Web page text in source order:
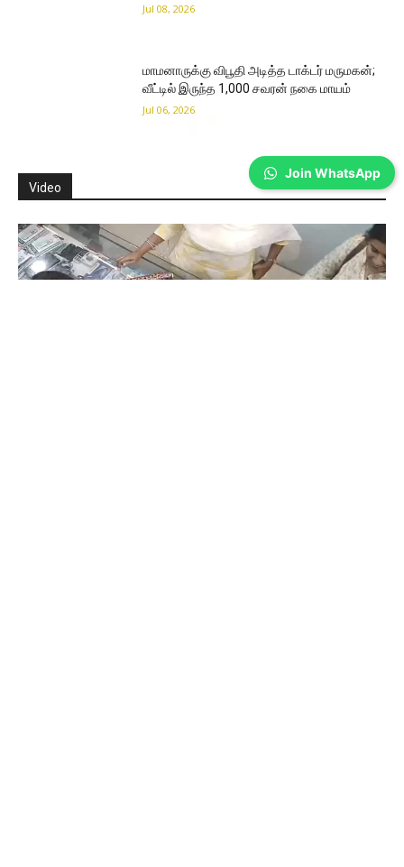
Jul 08, 2026
மாமனாருக்கு விபூதி அடித்த டாக்டர் மருமகன்;
வீட்டில் இருந்த 1,000 சவரன் நகை மாயம்
Jul 06, 2026
Video
Join WhatsApp